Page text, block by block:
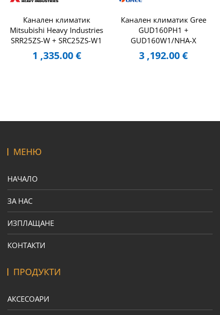
Канален климатик
Mitsubishi Heavy Industries
SRR25ZS-W + SRC25ZS-W1
1 ,335.00€
Канален климатик Gree
GUD160PH1 +
GUD160W1/NHA-X
3 ,192.00€
МЕНЮ
НАЧАЛО
ЗА НАС
ИЗПЛАЩАНЕ
КОНТАКТИ
ПРОДУКТИ
АКСЕСОАРИ